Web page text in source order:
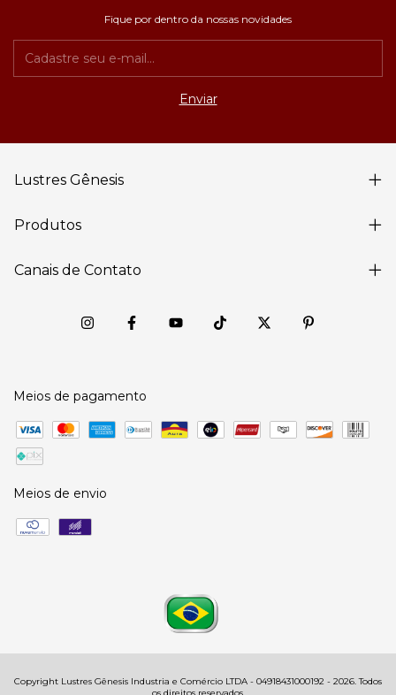
Fique por dentro da nossas novidades
Lustres Gênesis
Produtos
Canais de Contato
Meios de pagamento
Meios de envio
Copyright Lustres Gênesis Industria e Comércio LTDA - 04918431000192 - 2026. Todos